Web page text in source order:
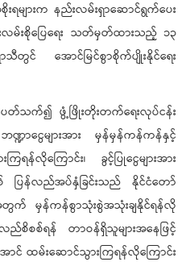
ရများက နည်းလမ်းရှာဆောင်ရွက်ပေး
းလမ်းစိုပြေရေး သတ်မှတ်ထားသည့် ၁၃
င် အောင်မြင်စွာစိုက်ပျိုးနိုင်ရေး
ပတ်သက်၍ ဖွံ့ဖြိုးတိုးတက်ရေးလုပ်ငန်း
ဍာငွေများအား မှန်မှန်ကန်ကန်နှင့်
န်လိုကြောင်း၊ ခွင့်ပြုငွေများအား
စ် ပြန်လည်အပ်နှံခြင်းသည် နိုင်ငံတော်
က် မှန်ကန်စွာသုံးစွဲအသုံးချနိုင်ရန်လို
ည်စိစစ်ရန် တာဝန်ရှိသူများအနေဖြင့်
င် ထမ်းဆောင်သွားကြရန်လိုကြောင်း